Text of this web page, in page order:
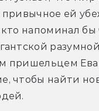
привычное ей
напоминал бы
пришельцем Ева
чтобы найти